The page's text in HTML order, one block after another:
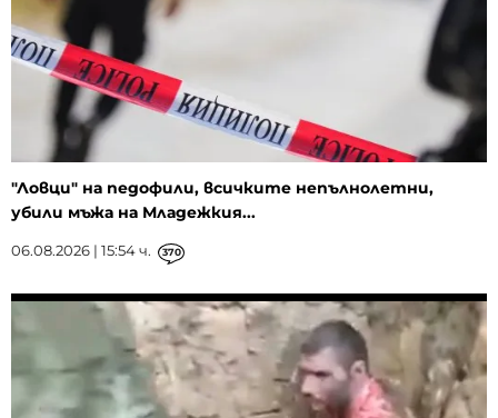
"Ловци" на педофили, всичките непълнолетни,
убили мъжа на Младежкия...
06.08.2026 | 15:54 ч. 370